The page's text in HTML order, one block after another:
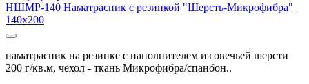
НШМР-140 Наматрасник с резинкой "Шерсть-Микрофибра"
140х200
наматрасник на резинке с наполнителем из овечьей шерсти
200 г/кв.м, чехол - ткань Микрофибра/спанбон..